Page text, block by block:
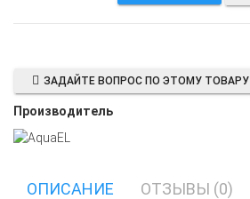
ЗАДАЙТЕ ВОПРОС ПО ЭТОМУ ТОВАРУ
Производитель
ОПИСАНИЕ ОТЗЫВЫ (0)